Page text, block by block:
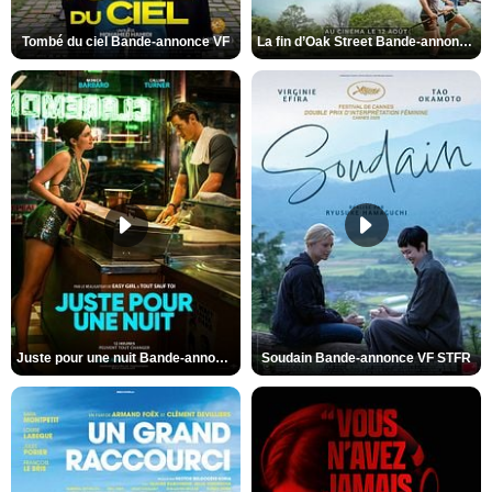
Tombé du ciel Bande-annonce VF La fin d’Oak Street Bande-annonce VO STFR
Juste pour une nuit Bande-annonce VO STFR Soudain Bande-annonce VF STFR